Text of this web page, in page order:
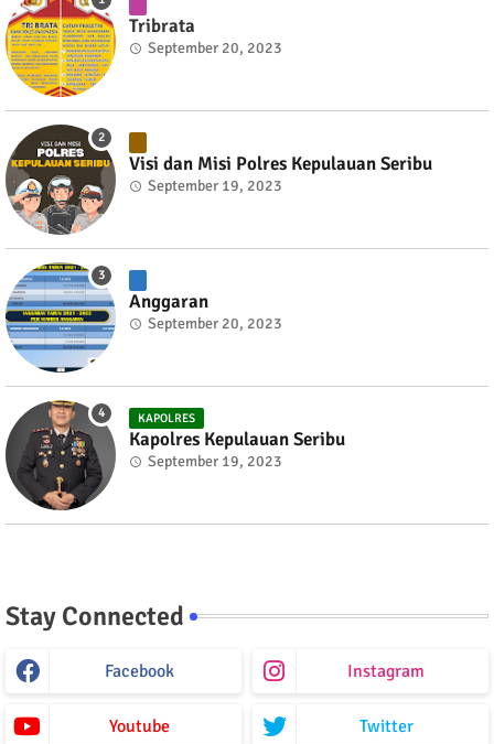
Tribrata
September 20, 2023
Visi dan Misi Polres Kepulauan Seribu
September 19, 2023
Anggaran
September 20, 2023
KAPOLRES
Kapolres Kepulauan Seribu
September 19, 2023
Stay Connected
Facebook Instagram
Youtube Twitter